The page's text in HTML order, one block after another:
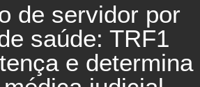
de servidor por
saúde: TRF1
e determina